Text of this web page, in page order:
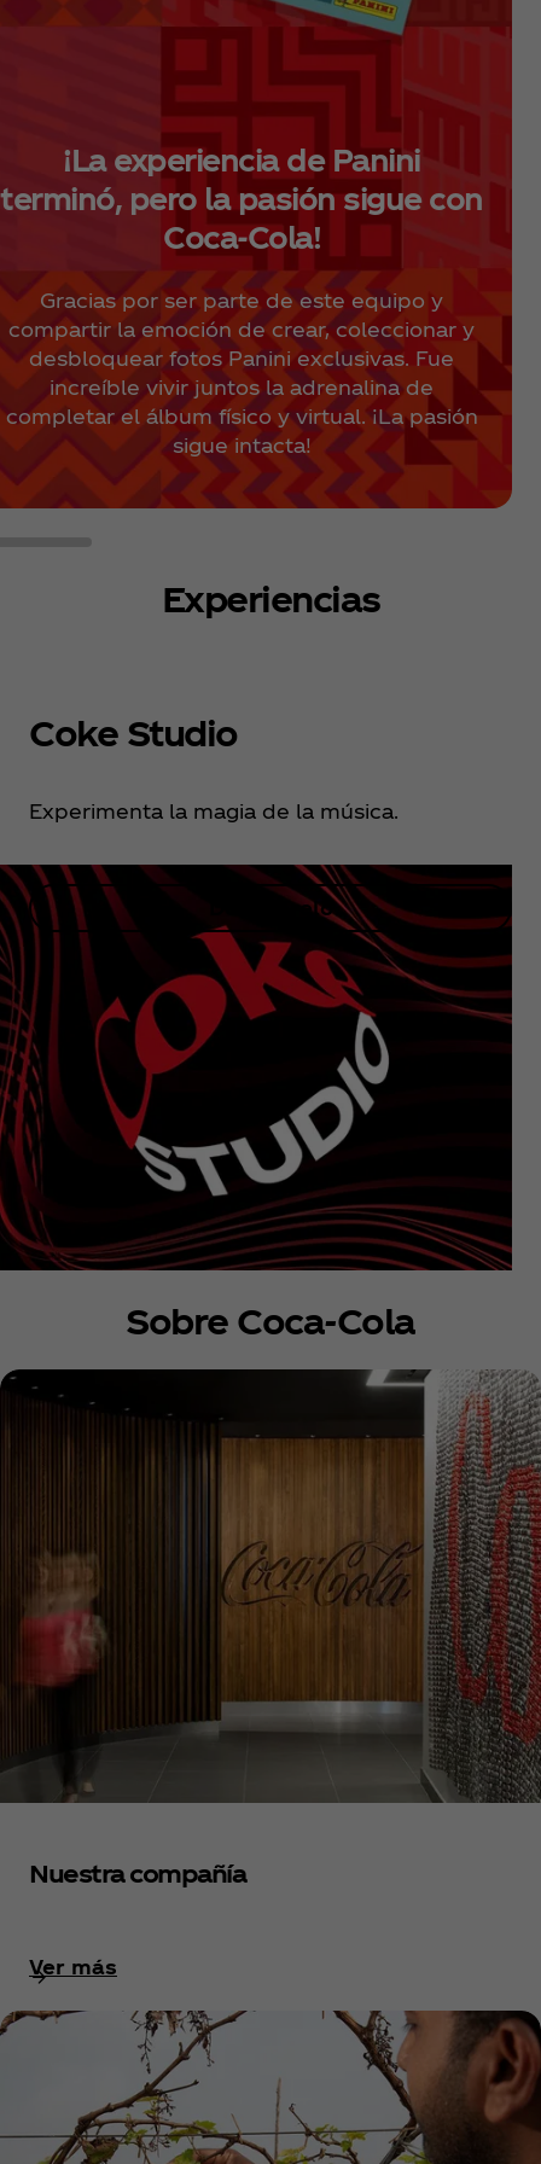
¡La experiencia de Panini
terminó, pero la pasión sigue con
Coca‑Cola!
Gracias por ser parte de este equipo y
compartir la emoción de crear, coleccionar y
desbloquear fotos Panini exclusivas. Fue
increíble vivir juntos la adrenalina de
completar el álbum físico y virtual. ¡La pasión
sigue intacta!
Experiencias
Coke Studio
Experimenta la magia de la música.
Descúbrelo
Sobre Coca‑Cola
Nuestra compañía
Ver más